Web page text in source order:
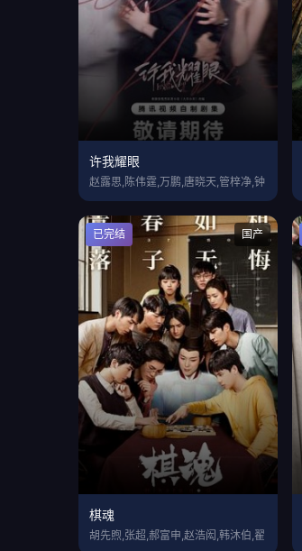
许我耀眼
赵露思,陈伟霆,万鹏,唐晓天,管梓净,钟
国产
已完结
棋魂
胡先煦,张超,郝富申,赵浩闳,韩沐伯,翟